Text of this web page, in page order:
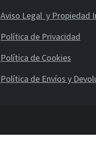
Aviso Legal y Propiedad
Política de Privacidad
Política de Cookies
Política de Envíos y